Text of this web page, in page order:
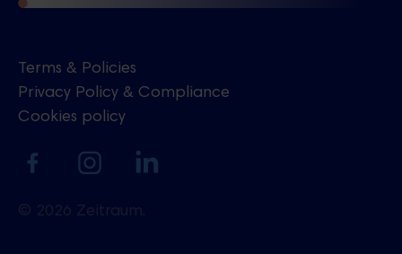
Ukrainian
Terms & Policies
Privacy Policy & Compliance
Cookies policy